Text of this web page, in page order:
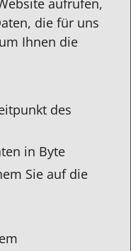
aufrufen,
die für uns
Ihnen die
des
in Byte
Sie auf die